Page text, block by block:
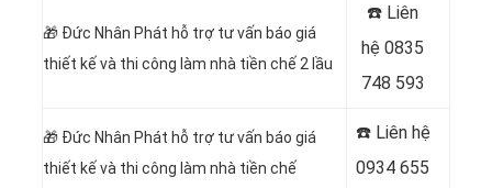
🎁 Đức Nhân Phát hỗ trợ tư vấn báo giá
thiết kế và thi công làm nhà tiền chế 2 lầu
☎️ Liên
hệ 0835
748 593
🎁 Đức Nhân Phát hỗ trợ tư vấn báo giá
thiết kế và thi công làm nhà tiền chế
☎️ Liên hệ
0934 655